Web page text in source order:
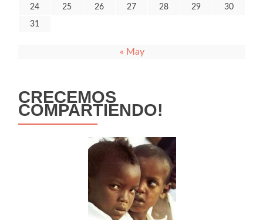
24 25 26 27 28 29 30
31
« May
CRECEMOS
COMPARTIENDO!